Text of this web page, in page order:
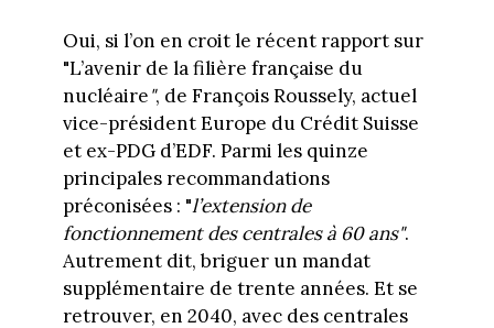
Oui, si l’on en croit le récent rapport sur
"L’avenir de la filière française du
nucléaire", de François Roussely, actuel
vice-président Europe du Crédit Suisse
et ex-PDG d’EDF. Parmi les quinze
principales recommandations
préconisées : "l’extension de
fonctionnement des centrales à 60 ans".
Autrement dit, briguer un mandat
supplémentaire de trente années. Et se
retrouver, en 2040, avec des centrales